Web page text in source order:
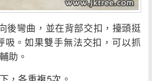
彎曲，並在背部交扣，擡頭挺
吸。如果雙手無法交扣，可以抓
助。